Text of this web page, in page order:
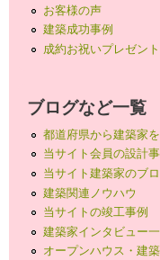
お客様の声
建築成功事例
成約お祝いプレゼント
ブログなど一覧
都道府県から建築家
当サイト会員の設計
当サイト建築家のブ
建築関連ノウハウ
当サイトの竣工事例
建築家インタビュー
オープンハウス・建